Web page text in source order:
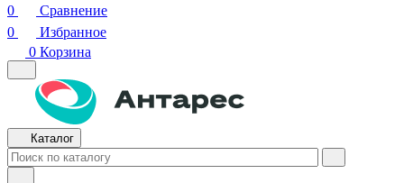
0
Сравнение
0
Избранное
0 Корзина
Каталог